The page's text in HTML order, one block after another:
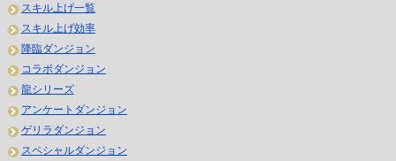
スキル上げ一覧
スキル上げ効率
降臨ダンジョン
コラボダンジョン
龍シリーズ
アンケートダンジョン
ゲリラダンジョン
スペシャルダンジョン